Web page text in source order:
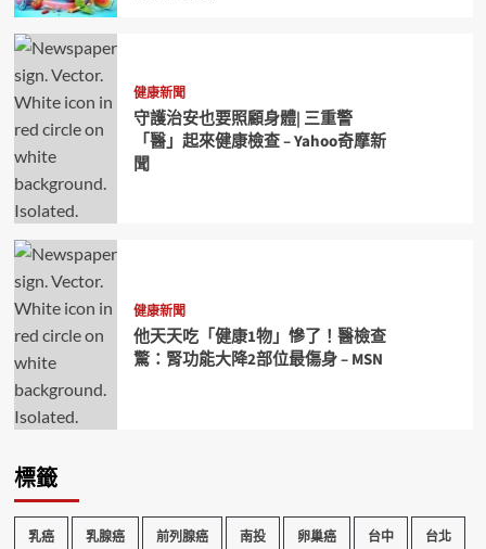
健康新聞
守護治安也要照顧身體| 三重警
「醫」起來健康檢查 – Yahoo奇摩新
聞
健康新聞
他天天吃「健康1物」慘了！醫檢查
驚：腎功能大降2部位最傷身 – MSN
標籤
乳癌 乳腺癌 前列腺癌 南投 卵巢癌 台中 台北